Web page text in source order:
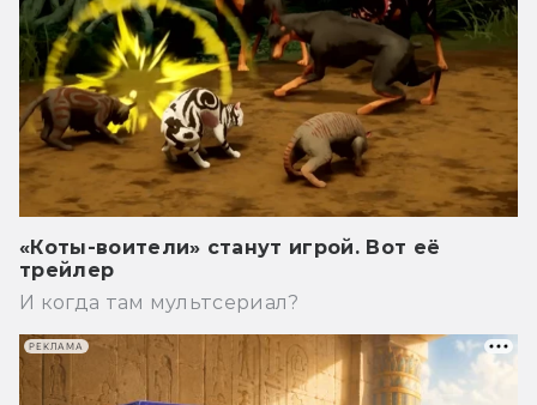
«Коты-воители» станут игрой. Вот её
трейлер
И когда там мультсериал?
РЕКЛАМА